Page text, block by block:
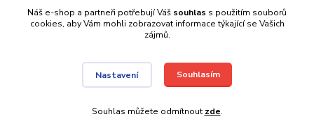
Autosedačky
Povinná výbava
Náš e-shop a partneři potřebují Váš souhlas s použitím souborů
cookies, aby Vám mohli zobrazovat informace týkající se Vašich
zájmů.
Nastavení Souhlasím
Souhlas můžete odmítnout zde.